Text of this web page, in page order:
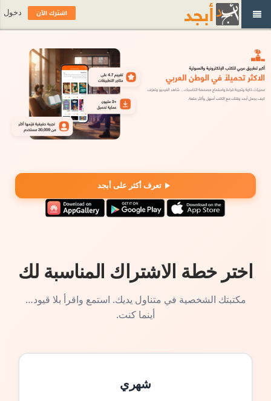
تعرف أكثر على أبجد
اختر خطة الاشتراك المناسبة لك
مكتبتك الشخصية في متناول يديك. استمع واقرأ بلا قيود…
أينما كنت.
شهري
اشترك الآن دخول